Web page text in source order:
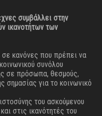
συμβάλλει στην
ικανοτήτων των
κανόνες που πρέπει να
συνόλου
σε πρόσωπα, θεσμούς,
σημασίας για το κοινωνικό
του ασκούμενου
στις ικανότητές του